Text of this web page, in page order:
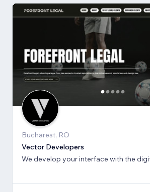
Bucharest, RO
Vector Developers
We develop your interface with the